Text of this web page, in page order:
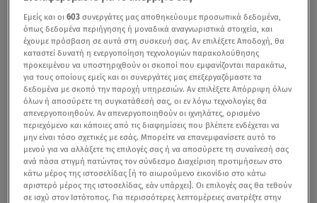
Εμείς και οι603 συνεργάτες μας αποθηκεύουμε προσωπικά δεδομένα,
όπως δεδομένα περιήγησης ή μοναδικά αναγνωριστικά στοιχεία, και
έχουμε πρόσβαση σε αυτά στη συσκευή σας. Αν επιλέξετε Αποδοχή, θα
καταστεί δυνατή η ενεργοποίηση τεχνολογιών παρακολούθησης
προκειμένου να υποστηριχθούν οι σκοποί που εμφανίζονται παρακάτω,
για τους οποίους εμείς και οι συνεργάτες μας επεξεργαζόμαστε τα
δεδομένα με σκοπό την παροχή υπηρεσιών. Αν επιλέξετε Απόρριψη όλων
όλων ή αποσύρετε τη συγκατάθεσή σας, οι εν λόγω τεχνολογίες θα
απενεργοποιηθούν. Αν απενεργοποιηθούν οι ιχνηλάτες, ορισμένο
περιεχόμενο και κάποιες από τις διαφημίσεις που βλέπετε ενδέχεται να
μην είναι τόσο σχετικές με εσάς. Μπορείτε να επανεμφανίσετε αυτό το
μενού για να αλλάξετε τις επιλογές σας ή να αποσύρετε τη συναίνεσή σας
ανά πάσα στιγμή πατώντας τον σύνδεσμο Διαχείριση προτιμήσεων στο
κάτω μέρος της ιστοσελίδας [ή το αιωρούμενο εικονίδιο στο κάτω
αριστερό μέρος της ιστοσελίδας, εάν υπάρχει]. Οι επιλογές σας θα τεθούν
σε ισχύ στον Ιστότοπος. Για περισσότερες λεπτομέρειες ανατρέξτε στην